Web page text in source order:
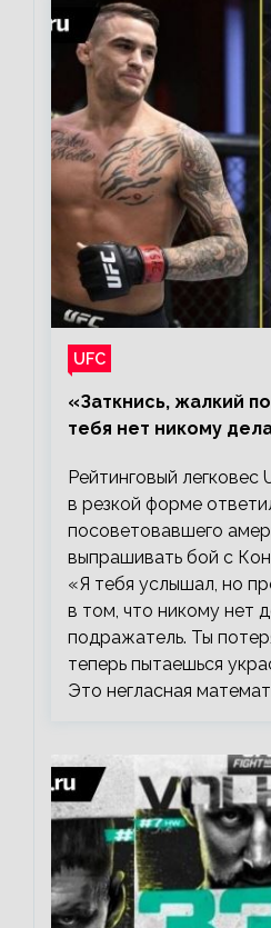
UFC
«Заткнись, жалкий
тебя нет никому
Рейтинговый
в резкой форме
посоветовавшего
выпрашивать бой с
«Я тебя услышал, но
в том, что никому нет
подражатель. Ты
теперь пытаешься
Это негласная